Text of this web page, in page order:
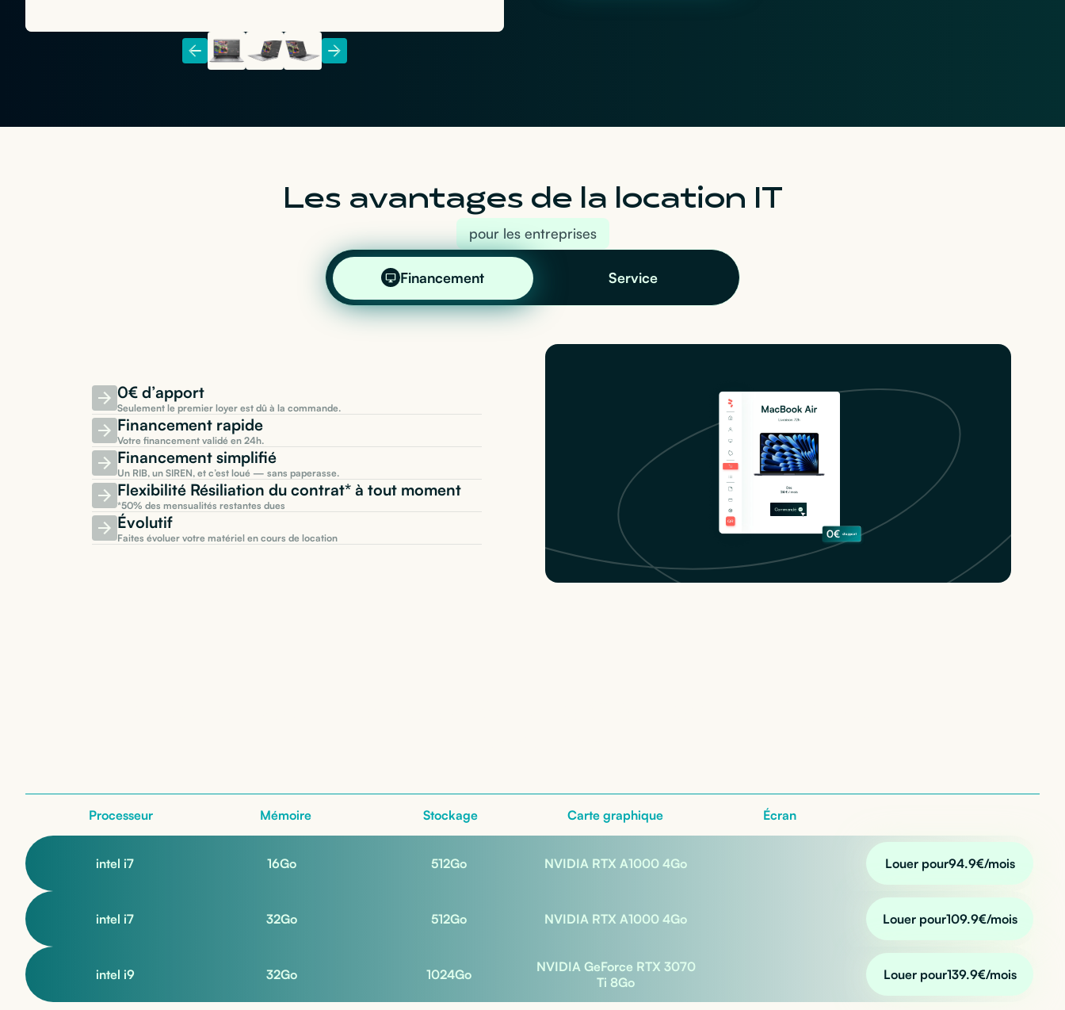
Les avantages de la location IT
pour les entreprises
Financement Service
0€ d’apport
Seulement le premier loyer est dû à la commande.
Financement rapide
Votre financement validé en 24h.
Financement simplifié
Un RIB, un SIREN, et c’est loué — sans paperasse.
Flexibilité Résiliation du contrat* à tout moment
*50% des mensualités restantes dues
Évolutif
Faites évoluer votre matériel en cours de location
Processeur Mémoire Stockage Carte graphique Écran
intel i7 16Go 512Go NVIDIA RTX A1000 4Go Louer pour94.9€/mois
intel i7 32Go 512Go NVIDIA RTX A1000 4Go Louer pour109.9€/mois
intel i9 32Go 1024Go
NVIDIA GeForce RTX 3070
Ti 8Go
Louer pour139.9€/mois